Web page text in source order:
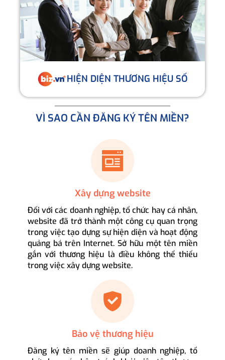
HIỆN DIỆN THƯƠNG HIỆU SỐ
VÌ SAO CẦN ĐĂNG KÝ TÊN MIỀN?
Xây dựng website
Đối với các doanh nghiệp, tổ chức hay cá nhân,
website đã trở thành một công cụ quan trọng
trong việc tạo dựng sự hiện diện và hoạt động
quảng bá trên Internet. Sở hữu một tên miền
gắn với thương hiệu là điều không thể thiếu
trong việc xây dựng website.
Bảo vệ thương hiệu
Đăng ký tên miền sẽ giúp doanh nghiệp, tổ